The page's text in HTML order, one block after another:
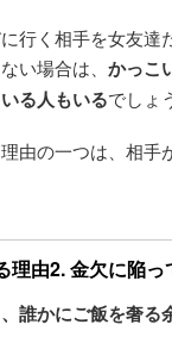
行く相手を女友達
い場合は、 かっこ
る人もいるでしょ
由の一つは、相手
理由2. 金欠に陥っ
誰かにご飯を奢る